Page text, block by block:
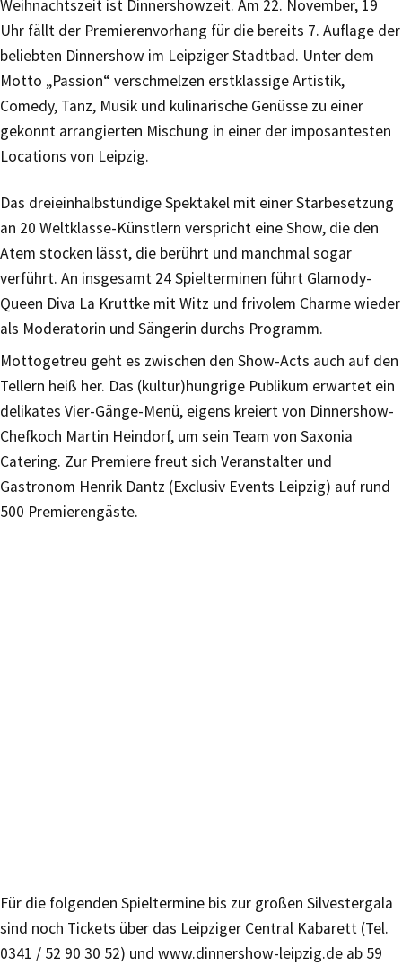
Weihnachtszeit ist Dinnershowzeit. Am 22. November, 19
Uhr fällt der Premierenvorhang für die bereits 7. Auflage der
beliebten Dinnershow im Leipziger Stadtbad. Unter dem
Motto „Passion“ verschmelzen erstklassige Artistik,
Comedy, Tanz, Musik und kulinarische Genüsse zu einer
gekonnt arrangierten Mischung in einer der imposantesten
Locations von Leipzig.
Das dreieinhalbstündige Spektakel mit einer Starbesetzung
an 20 Weltklasse-Künstlern verspricht eine Show, die den
Atem stocken lässt, die berührt und manchmal sogar
verführt. An insgesamt 24 Spielterminen führt Glamody-
Queen Diva La Kruttke mit Witz und frivolem Charme wieder
als Moderatorin und Sängerin durchs Programm.
Mottogetreu geht es zwischen den Show-Acts auch auf den
Tellern heiß her. Das (kultur)hungrige Publikum erwartet ein
delikates Vier-Gänge-Menü, eigens kreiert von Dinnershow-
Chefkoch Martin Heindorf, um sein Team von Saxonia
Catering. Zur Premiere freut sich Veranstalter und
Gastronom Henrik Dantz (Exclusiv Events Leipzig) auf rund
500 Premierengäste.
Für die folgenden Spieltermine bis zur großen Silvestergala
sind noch Tickets über das Leipziger Central Kabarett (Tel.
0341 / 52 90 30 52) und www.dinnershow-leipzig.de ab 59